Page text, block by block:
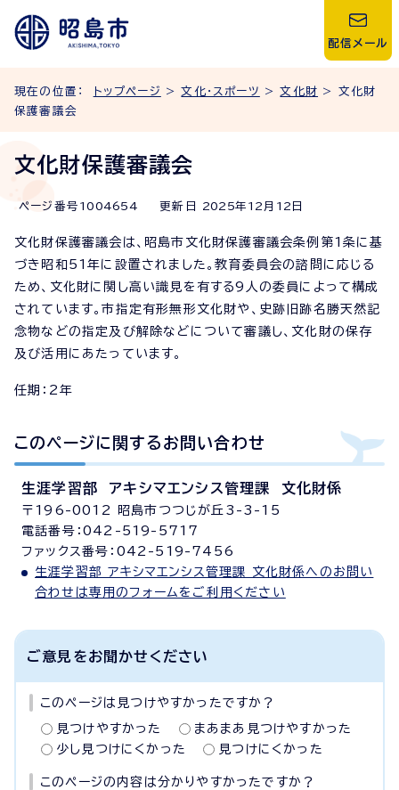
配信メール
現在の位置： トップページ >文化・スポーツ >文化財 > 文化財
保護審議会
文化財保護審議会
ページ番号 1004654 更新日 2025年 12 月 12 日
文化財保護審議会は、昭島市文化財保護審議会条例第1条に基
づき昭和51年に設置されました。教育委員会の諮問に応じる
ため、文化財に関し高い識見を有する9人の委員によって構成
されています。市指定有形無形文化財や、史跡旧跡名勝天然記
念物などの指定及び解除などについて審議し、文化財の保存
及び活用にあたっています。
任期：2年
このページに関する お問い合わせ
生涯学習部 アキシマエンシス管理課 文化財係
〒196-0012 昭島市つつじが丘3-3-15
電話番号：042-519-5717
ファックス番号：042-519-7456
生涯学習部 アキシマエンシス管理課 文化財係へのお問い
合わせは専用のフォームをご利用ください
ご意見をお聞かせください
このページは見つけやすかったですか？
見つけやすかった
まあまあ見つけやすかった
少し見つけにくかった
見つけにくかった
このページの内容は分かりやすかったですか？